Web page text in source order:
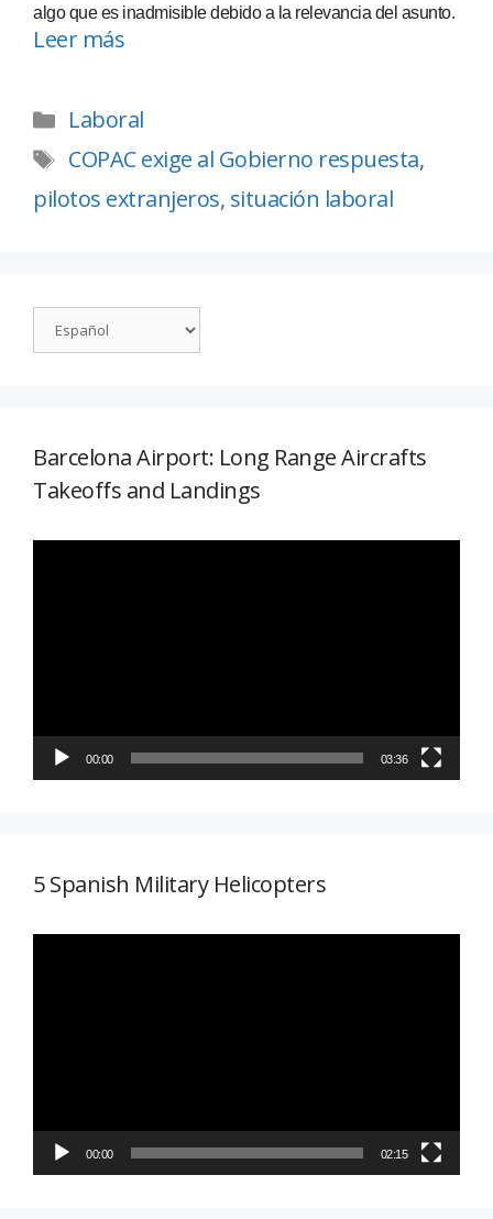
algo que es inadmisible debido a la relevancia del asunto.
Leer más
Laboral
COPAC exige al Gobierno respuesta,
pilotos extranjeros, situación laboral
Barcelona Airport: Long Range Aircrafts
Takeoffs and Landings
00:00 03:36
5 Spanish Military Helicopters
00:00 02:15